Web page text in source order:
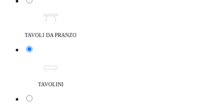
TAVOLI DA PRANZO
TAVOLINI